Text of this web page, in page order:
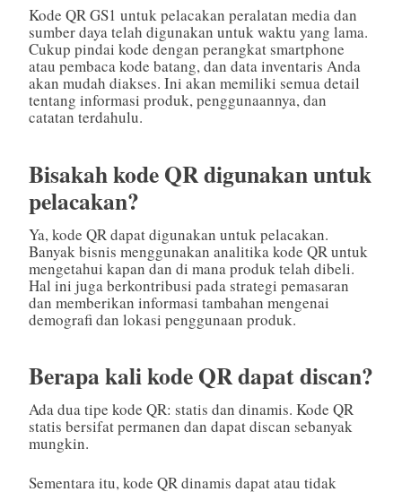
Kode QR GS1 untuk pelacakan peralatan media dan
sumber daya telah digunakan untuk waktu yang lama.
Cukup pindai kode dengan perangkat smartphone
atau pembaca kode batang, dan data inventaris Anda
akan mudah diakses. Ini akan memiliki semua detail
tentang informasi produk, penggunaannya, dan
catatan terdahulu.
Bisakah kode QR digunakan untuk
pelacakan?
Ya, kode QR dapat digunakan untuk pelacakan.
Banyak bisnis menggunakan analitika kode QR untuk
mengetahui kapan dan di mana produk telah dibeli.
Hal ini juga berkontribusi pada strategi pemasaran
dan memberikan informasi tambahan mengenai
demografi dan lokasi penggunaan produk.
Berapa kali kode QR dapat discan?
Ada dua tipe kode QR: statis dan dinamis. Kode QR
statis bersifat permanen dan dapat discan sebanyak
mungkin.
Sementara itu, kode QR dinamis dapat atau tidak